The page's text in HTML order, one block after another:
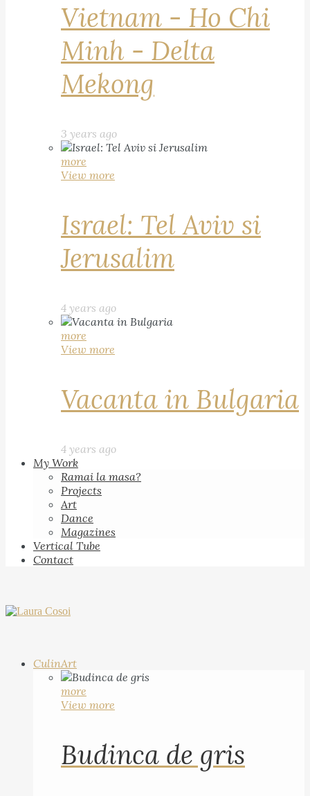
Vietnam - Ho Chi
Minh - Delta
Mekong
3 years ago
more
View more
Israel: Tel Aviv si
Jerusalim
4 years ago
more
View more
Vacanta in Bulgaria
4 years ago
My Work
Ramai la masa?
Projects
Art
Dance
Magazines
Vertical Tube
Contact
CulinArt
more
View more
Budinca de gris